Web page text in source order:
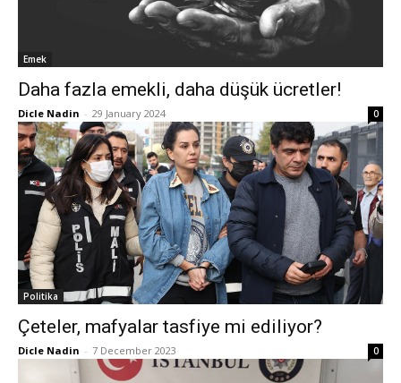
Emek
Daha fazla emekli, daha düşük ücretler!
Dicle Nadin - 29 January 2024 0
Politika
Çeteler, mafyalar tasfiye mi ediliyor?
Dicle Nadin - 7 December 2023 0